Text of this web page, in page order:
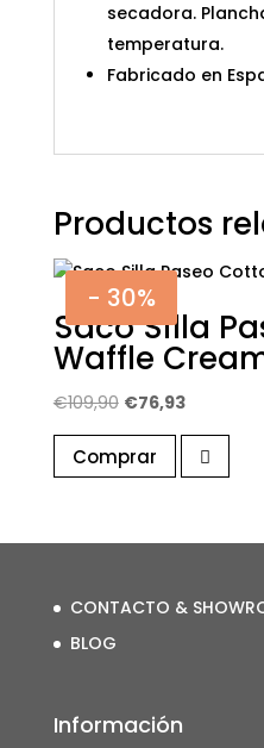
secadora.
temperatura.
Fabricado en
Productos
- 30%
Saco Silla
Waffle
€109,90 El
precio
original
era:
€76,93El
precio
actual
es:
Comprar
CONTACTO &
BLOG
Información